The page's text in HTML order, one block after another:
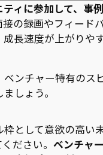
ィに参加して、事
接の録画やフィード
長速度が上がりや
ンチャー特有のス
しょう。
として意欲の高い
ださい。 ベンチャ